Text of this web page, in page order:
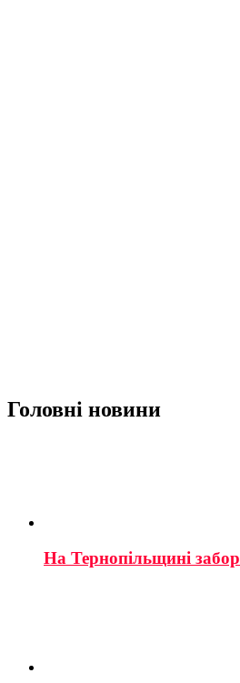
Головні новини
На Тернопільщині